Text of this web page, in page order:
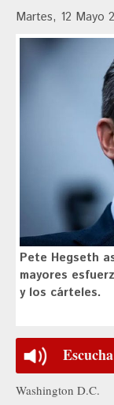
Martes, 12 Mayo
Pete Hegseth
mayores
y los cárteles.
Washington D.C.